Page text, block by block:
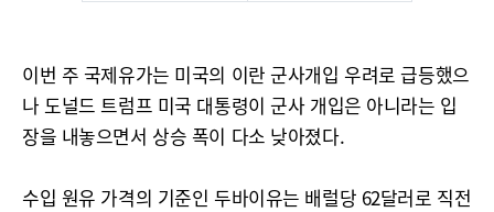
이번 주 국제유가는 미국의 이란 군사개입 우려로 급등했으
나 도널드 트럼프 미국 대통령이 군사 개입은 아니라는 입
장을 내놓으면서 상승 폭이 다소 낮아졌다.
수입 원유 가격의 기준인 두바이유는 배럴당 62달러로 직전